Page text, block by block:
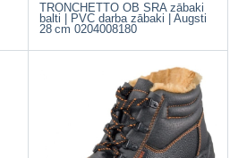
TRONCHETTO OB SRA zābaki
balti | PVC darba zābaki | Augsti
28 cm 0204008180